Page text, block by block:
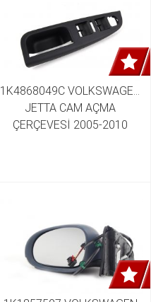
1K4868049C VOLKSWAGEN
JETTA CAM AÇMA
ÇERÇEVESİ 2005-2010